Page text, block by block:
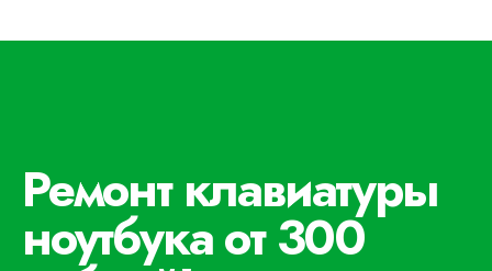
Ремонт клавиатуры
ноутбука от 300